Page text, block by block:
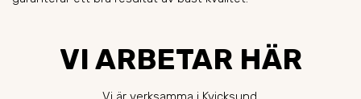
VI ARBETAR HÄR